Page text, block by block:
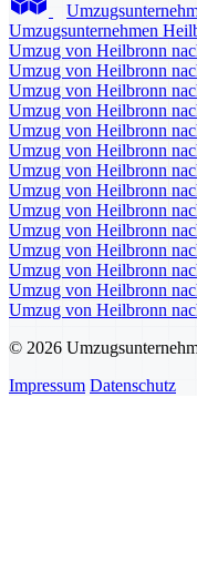
Umzugsunternehmen
Umzug von Heilbronn
Umzug von Heilbronn
Umzug von Heilbronn
Umzug von Heilbronn
Umzug von Heilbronn
Umzug von Heilbronn
Umzug von Heilbronn
Umzug von Heilbronn
Umzug von Heilbronn
Umzug von Heilbronn
Umzug von Heilbronn
Umzug von Heilbronn
Umzug von Heilbronn
Umzug von Heilbronn
© 2026
Impressum Datenschutz